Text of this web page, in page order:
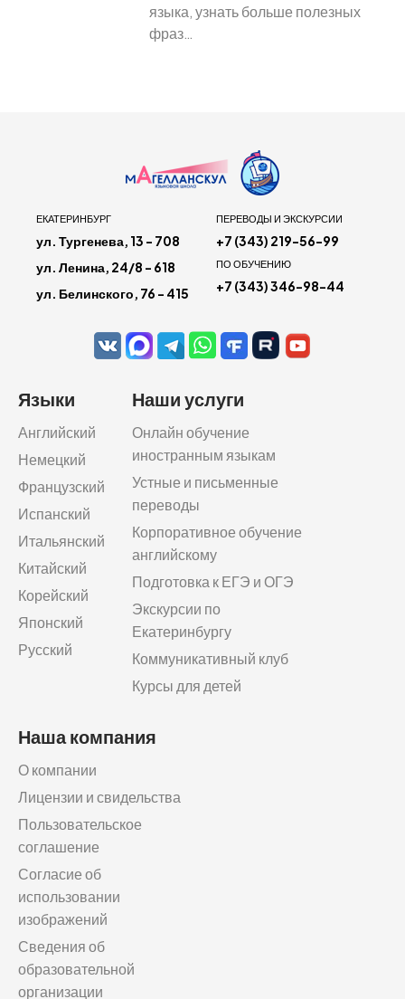
языка, узнать больше полезных
фраз…
ЕКАТЕРИНБУРГ
ул. Тургенева, 13 - 708
ул. Ленина, 24/8 - 618
ул. Белинского, 76 - 415
ПЕРЕВОДЫ И ЭКСКУРСИИ
+7 (343) 219-56-99
ПО ОБУЧЕНИЮ
+7 (343) 346-98-44
Языки
Английский
Немецкий
Французский
Испанский
Итальянский
Китайский
Корейский
Японский
Русский
Наши услуги
Онлайн обучение
иностранным языкам
Устные и письменные
переводы
Корпоративное обучение
английскому
Подготовка к ЕГЭ и ОГЭ
Экскурсии по
Екатеринбургу
Коммуникативный клуб
Курсы для детей
Наша компания
О компании
Лицензии и свидельства
Пользовательское
соглашение
Согласие об
использовании
изображений
Сведения об
образовательной
организации